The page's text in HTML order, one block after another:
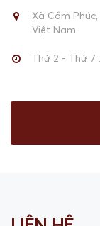
Xã Cẩm
Việt Nam
Thứ 2 - Thứ 7